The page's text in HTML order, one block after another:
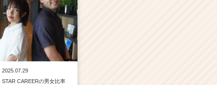
2025.07.29
STAR CAREERの男女比率